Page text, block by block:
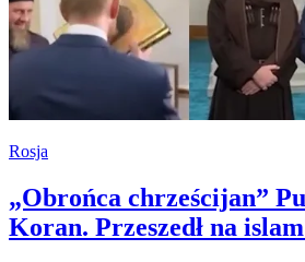
Rosja
„Obrońca chrześcijan”
Koran. Przeszedł na